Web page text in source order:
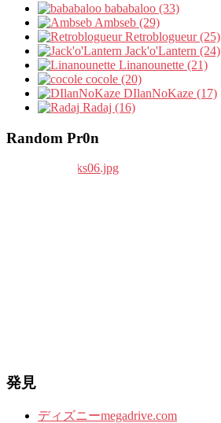
bababaloo (33)
Ambseb (29)
Retroblogueur (25)
Jack'o'Lantern (24)
Linanounette (21)
cocole (20)
DIlanNoKaze (17)
Radaj (16)
Random Pr0n
発見
ディズニーmegadrive.com